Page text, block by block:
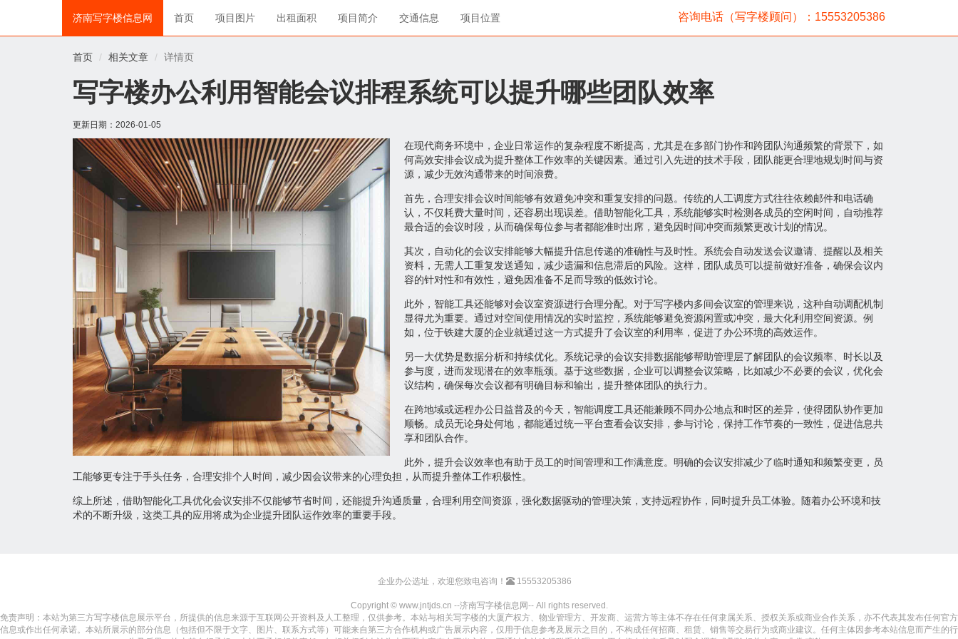
济南写字楼信息网 首页 项目图片 出租面积 项目简介 交通信息 项目位置 咨询电话（写字楼顾问）：15553205386
首页 相关文章 详情页
写字楼办公利用智能会议排程系统可以提升哪些团队效率
更新日期： 2026-01-05
在现代商务环境中，企业日常运作的复杂程度不断提高，尤其是在多部门协作和跨团队沟通频繁的背景下，如
何高效安排会议成为提升整体工作效率的关键因素。通过引入先进的技术手段，团队能更合理地规划时间与资
源，减少无效沟通带来的时间浪费。
首先，合理安排会议时间能够有效避免冲突和重复安排的问题。传统的人工调度方式往往依赖邮件和电话确
认，不仅耗费大量时间，还容易出现误差。借助智能化工具，系统能够实时检测各成员的空闲时间，自动推荐
最合适的会议时段，从而确保每位参与者都能准时出席，避免因时间冲突而频繁更改计划的情况。
其次，自动化的会议安排能够大幅提升信息传递的准确性与及时性。系统会自动发送会议邀请、提醒以及相关
资料，无需人工重复发送通知，减少遗漏和信息滞后的风险。这样，团队成员可以提前做好准备，确保会议内
容的针对性和有效性，避免因准备不足而导致的低效讨论。
此外，智能工具还能够对会议室资源进行合理分配。对于写字楼内多间会议室的管理来说，这种自动调配机制
显得尤为重要。通过对空间使用情况的实时监控，系统能够避免资源闲置或冲突，最大化利用空间资源。例
如，位于铁建大厦的企业就通过这一方式提升了会议室的利用率，促进了办公环境的高效运作。
另一大优势是数据分析和持续优化。系统记录的会议安排数据能够帮助管理层了解团队的会议频率、时长以及
参与度，进而发现潜在的效率瓶颈。基于这些数据，企业可以调整会议策略，比如减少不必要的会议，优化会
议结构，确保每次会议都有明确目标和输出，提升整体团队的执行力。
在跨地域或远程办公日益普及的今天，智能调度工具还能兼顾不同办公地点和时区的差异，使得团队协作更加
顺畅。成员无论身处何地，都能通过统一平台查看会议安排，参与讨论，保持工作节奏的一致性，促进信息共
享和团队合作。
此外，提升会议效率也有助于员工的时间管理和工作满意度。明确的会议安排减少了临时通知和频繁变更，员
工能够更专注于手头任务，合理安排个人时间，减少因会议带来的心理负担，从而提升整体工作积极性。
综上所述，借助智能化工具优化会议安排不仅能够节省时间，还能提升沟通质量，合理利用空间资源，强化数据驱动的管理决策，支持远程协作，同时提升员工体验。随着办公环境和技
术的不断升级，这类工具的应用将成为企业提升团队运作效率的重要手段。
企业办公选址，欢迎您致电咨询！ 15553205386
Copyright © www.jntjds.cn --济南写字楼信息网-- All rights reserved.
免责声明：本站为第三方写字楼信息展示平台，所提供的信息来源于互联网公开资料及人工整理，仅供参考。本站与相关写字楼的大厦产权方、物业管理方、开发商、运营方等主体不存在任何隶属关系、授权关系或商业合作关系，亦不代表其发布任何官方
信息或作出任何承诺。本站所展示的部分信息（包括但不限于文字、图片、联系方式等）可能来自第三方合作机构或广告展示内容，仅用于信息参考及展示之目的，不构成任何招商、租赁、销售等交易行为或商业建议。任何主体因参考本站信息而产生的行